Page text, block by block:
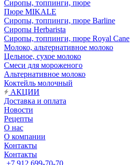
Сиропы, топпинги, пюре
Пюре MIKALE
Сиропы, топпинги, пюре Barline
Сиропы Herbarista
Сиропы, топпинги, пюре Royal Cane
Молоко, альтернативное молоко
Цельное, сухое молоко
Смеси для мороженого
Альтернативное молоко
Коктейль молочный
АКЦИИ
Доставка и оплата
Новости
Рецепты
О нас
О компании
Контакты
Контакты
+7 912 699-70-70